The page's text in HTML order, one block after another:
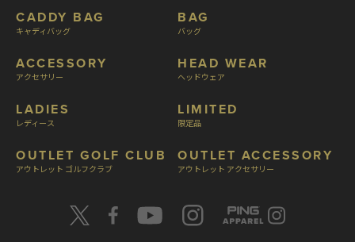
CADDY BAG
キャディバッグ
ACCESSORY
アクセサリー
LADIES
レディース
OUTLET GOLF CLUB
アウトレット ゴルフクラブ
BAG
バッグ
HEAD WEAR
ヘッドウェア
LIMITED
限定品
OUTLET ACCESSORY
アウトレット アクセサリー